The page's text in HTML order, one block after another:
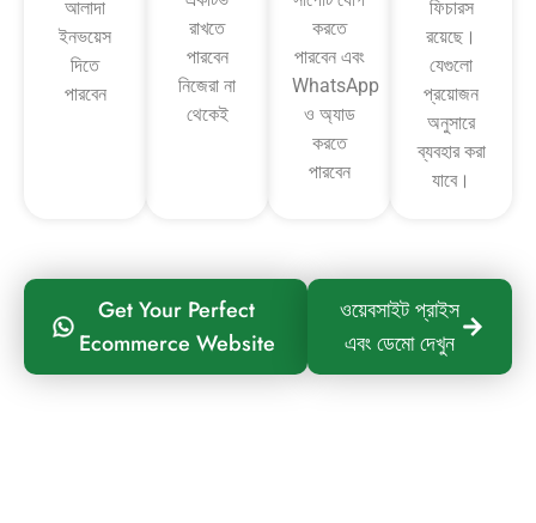
আলাদা
ইনভয়েস
দিতে
পারবেন
রাখতে
পারবেন
নিজেরা না
থেকেই
করতে
পারবেন এবং
WhatsApp
ও অ্যাড
করতে
পারবেন
ফিচারস
রয়েছে।
যেগুলো
প্রয়োজন
অনুসারে
ব্যবহার করা
যাবে।
Get Your Perfect
Ecommerce Website
ওয়েবসাইট প্রাইস
এবং ডেমো দেখুন